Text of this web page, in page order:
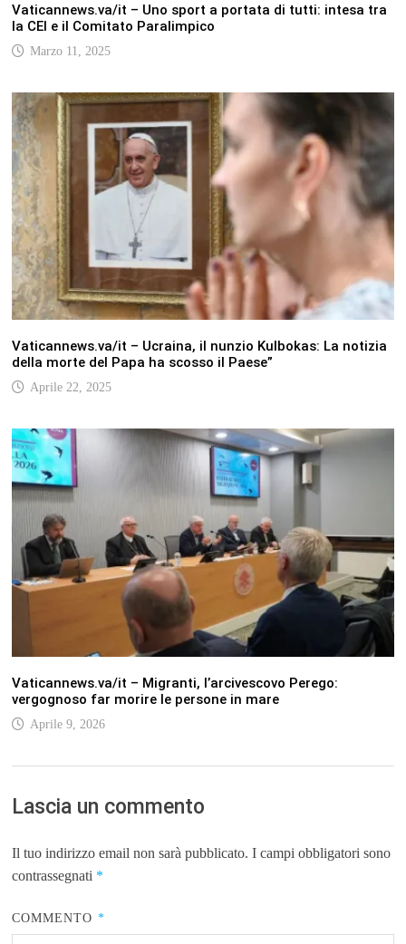
Vaticannews.va/it – Uno sport a portata di tutti: intesa tra
la CEI e il Comitato Paralimpico
Marzo 11, 2025
Vaticannews.va/it – Ucraina, il nunzio Kulbokas: La notizia
della morte del Papa ha scosso il Paese”
Aprile 22, 2025
Vaticannews.va/it – Migranti, l’arcivescovo Perego:
vergognoso far morire le persone in mare
Aprile 9, 2026
Lascia un commento
Il tuo indirizzo email non sarà pubblicato. I campi obbligatori sono
contrassegnati *
COMMENTO *